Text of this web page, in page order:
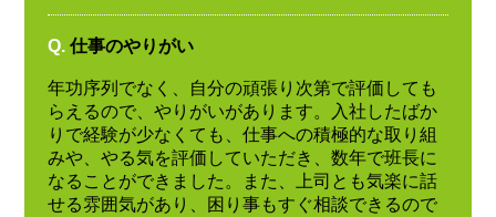
Q. 仕事のやりがい
年功序列でなく、自分の頑張り次第で評価しても
らえるので、やりがいがあります。入社したばか
りで経験が少なくても、仕事への積極的な取り組
みや、やる気を評価していただき、数年で班長に
なることができました。また、上司とも気楽に話
せる雰囲気があり、困り事もすぐ相談できるので